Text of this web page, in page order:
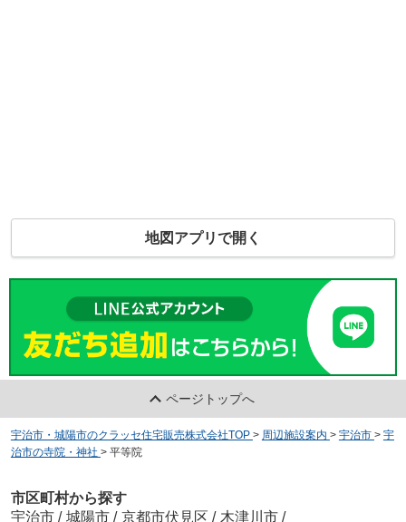
地図アプリで開く
ページトップへ
宇治市・城陽市のクラッセ住宅販売株式会社TOP > 周辺施設案内 > 宇治市 > 宇
治市の寺院・神社 > 平等院
市区町村から探す
宇治市 / 城陽市 / 京都市伏見区 / 木津川市 /